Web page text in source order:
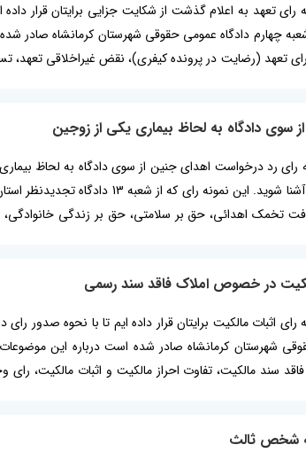
رای تعهد به اعلام گذشت از شکایت جزایی برایتان قرار
چهارم دادگاه عمومی حقوقی شهرستان کرمانشاه صادر
تعهد (رضایت در پرونده کیفری)، نقض غیراخلاقی
سوی دادگاه به لحاظ بیماری یکی از زوجین
رای رد درخواست اهدای جنین از سوی دادگاه به لحاظ
داده ایم تا با نحوه صدور رای در این زمینه آشنا شوید.
در خصوص املاک فاقد سند رسمی
رای اثبات مالکیت برایتان قرار داده ایم تا با نحوه صدور
4 دادگاه عمومی حقوقی شهرستان کرمانشاه صادر شده است درباره این
به شخص ثالث